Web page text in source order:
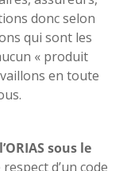
donc selon
qui sont les
« produit
en toute
sous le
d’un code